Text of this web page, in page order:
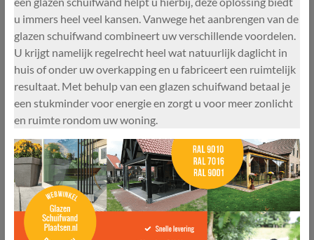
u immers heel veel kansen. Vanwege het aanbrengen van de
glazen schuifwand combineert uw verschillende voordelen.
U krijgt namelijk regelrecht heel wat natuurlijk daglicht in
huis of onder uw overkapping en u fabriceert een ruimtelijk
resultaat. Met behulp van een glazen schuifwand betaal je
een stukminder voor energie en zorgt u voor meer zonlicht
en ruimte rondom uw woning.